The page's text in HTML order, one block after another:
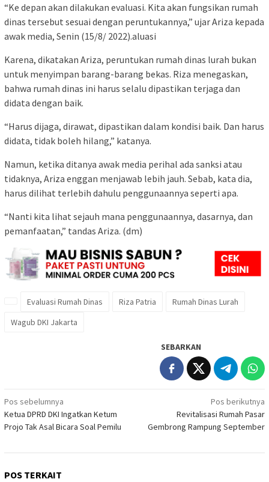
“Ke depan akan dilakukan evaluasi. Kita akan fungsikan rumah
dinas tersebut sesuai dengan peruntukannya,” ujar Ariza kepada
awak media, Senin (15/8/ 2022).aluasi
Karena, dikatakan Ariza, peruntukan rumah dinas lurah bukan
untuk menyimpan barang-barang bekas. Riza menegaskan,
bahwa rumah dinas ini harus selalu dipastikan terjaga dan
didata dengan baik.
“Harus dijaga, dirawat, dipastikan dalam kondisi baik. Dan harus
didata, tidak boleh hilang,” katanya.
Namun, ketika ditanya awak media perihal ada sanksi atau
tidaknya, Ariza enggan menjawab lebih jauh. Sebab, kata dia,
harus dilihat terlebih dahulu penggunaannya seperti apa.
“Nanti kita lihat sejauh mana penggunaannya, dasarnya, dan
pemanfaatan,” tandas Ariza. (dm)
Evaluasi Rumah Dinas Riza Patria
Rumah Dinas Lurah
Wagub DKI Jakarta
SEBARKAN
Navigasi
pos
Pos sebelumnya
Ketua DPRD DKI Ingatkan Ketum
Projo Tak Asal Bicara Soal Pemilu
Pos berikutnya
Revitalisasi Rumah Pasar
Gembrong Rampung September
POS TERKAIT